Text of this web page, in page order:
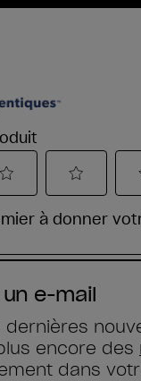
e-mail
dernières
encore des
dans